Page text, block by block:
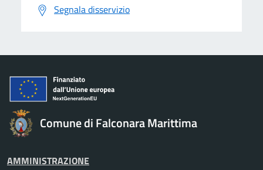
Segnala disservizio
Comune di Falconara Marittima
AMMINISTRAZIONE